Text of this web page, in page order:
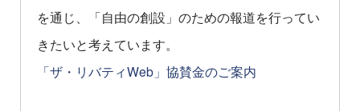
を通じ、「自由の創設」のための報道を行ってい
きたいと考えています。
「ザ・リバティWeb」協賛金のご案内